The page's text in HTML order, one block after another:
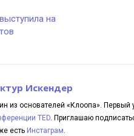
на
Искендер
из основателей «Клоопа». Первый
TED. Приглашаю
есть Инстаграм.